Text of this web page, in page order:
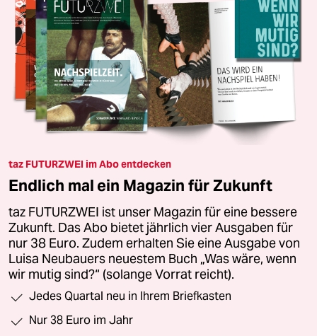
taz FUTURZWEI im Abo entdecken
Endlich mal ein Magazin für Zukunft
taz FUTURZWEI ist unser Magazin für eine bessere
Zukunft. Das Abo bietet jährlich vier Ausgaben für
nur 38 Euro. Zudem erhalten Sie eine Ausgabe von
Luisa Neubauers neuestem Buch „Was wäre, wenn
wir mutig sind?“ (solange Vorrat reicht).
Jedes Quartal neu in Ihrem Briefkasten
Nur 38 Euro im Jahr